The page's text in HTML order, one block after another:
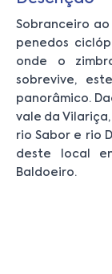
Sobranceiro
penedos
onde o
sobrevive,
panorâmico.
vale da
rio Sabor e rio
deste local
Baldoeiro.